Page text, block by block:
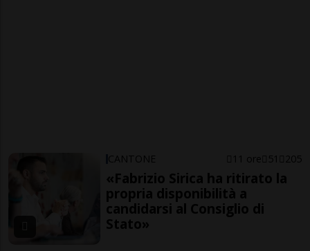
CANTONE 11 ore 51 205
«Fabrizio Sirica ha ritirato la
propria disponibilità a
candidarsi al Consiglio di
Stato»